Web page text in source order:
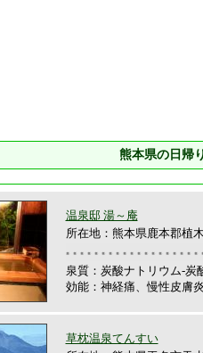
熊本県の日帰
温泉邸 湯～庵
所在地：熊本県鹿本郡植
泉質：炭酸ナトリウム-炭
効能：神経痛、慢性皮膚
草枕温泉てんすい